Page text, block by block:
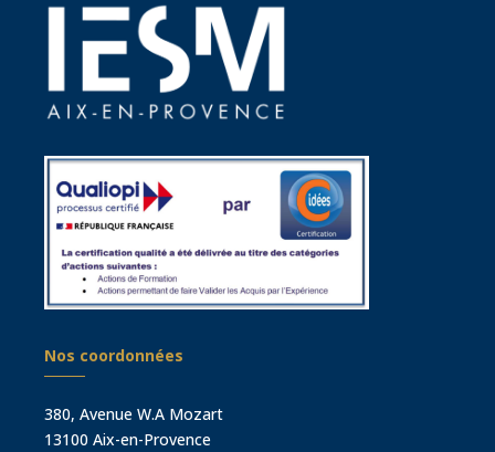
Nos coordonnées
380, Avenue W.A Mozart
13100 Aix-en-Provence